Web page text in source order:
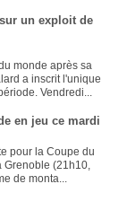
un exploit de
monde après sa
a inscrit l'unique
Vendredi...
en jeu ce mardi
pour la Coupe du
Grenoble (21h10,
de monta...